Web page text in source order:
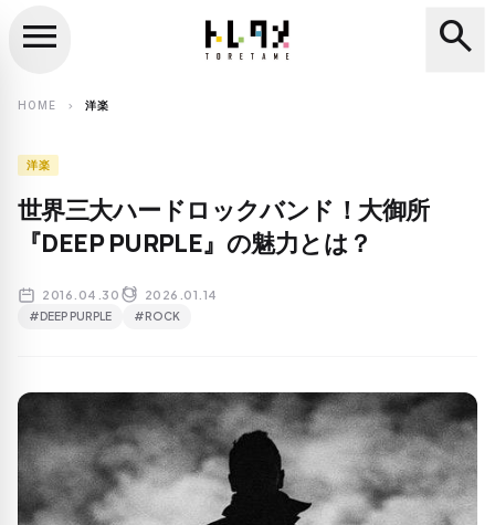
search
menu search
HOME chevron_right 洋楽
洋楽
世界三大ハードロックバンド！大御所
『DEEP PURPLE』の魅力とは？
2016.04.30 2026.01.14
#DEEP PURPLE #ROCK